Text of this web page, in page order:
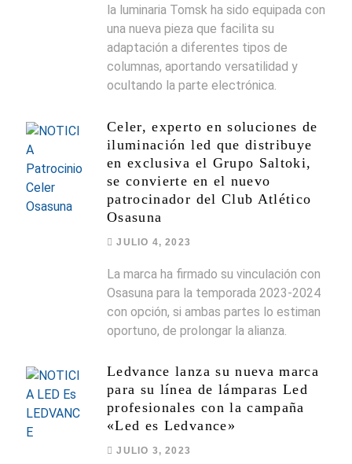
la luminaria Tomsk ha sido equipada con
una nueva pieza que facilita su
adaptación a diferentes tipos de
columnas, aportando versatilidad y
ocultando la parte electrónica.
Celer, experto en soluciones de
iluminación led que distribuye
en exclusiva el Grupo Saltoki,
se convierte en el nuevo
patrocinador del Club Atlético
Osasuna
JULIO 4, 2023
La marca ha firmado su vinculación con
Osasuna para la temporada 2023-2024
con opción, si ambas partes lo estiman
oportuno, de prolongar la alianza.
Ledvance lanza su nueva marca
para su línea de lámparas Led
profesionales con la campaña
«Led es Ledvance»
JULIO 3, 2023